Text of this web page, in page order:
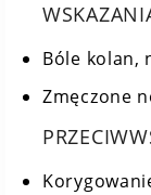
Bóle kolan,
Zmęczone